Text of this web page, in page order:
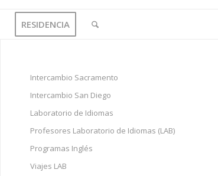
RESIDENCIA
Intercambio Sacramento
Intercambio San Diego
Laboratorio de Idiomas
Profesores Laboratorio de Idiomas (LAB)
Programas Inglés
Viajes LAB